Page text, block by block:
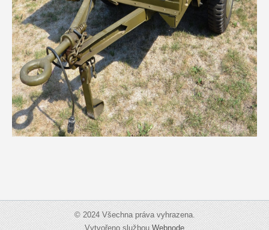
© 2024 Všechna práva vyhrazena.
Vytvořeno službouWebnode